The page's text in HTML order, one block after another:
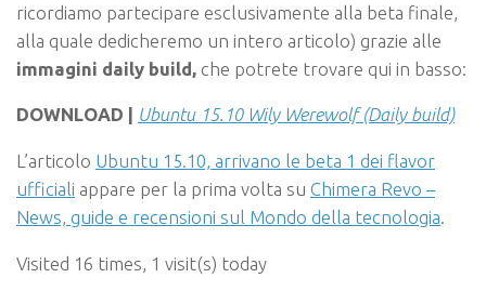
ricordiamo partecipare esclusivamente alla beta finale,
alla quale dedicheremo un intero articolo) grazie alle
immagini daily build, che potrete trovare qui in basso:
DOWNLOAD | Ubuntu 15.10 Wily Werewolf (Daily build)
L’articolo Ubuntu 15.10, arrivano le beta 1 dei flavor
ufficiali appare per la prima volta su Chimera Revo –
News, guide e recensioni sul Mondo della tecnologia.
Visited 16 times, 1 visit(s) today